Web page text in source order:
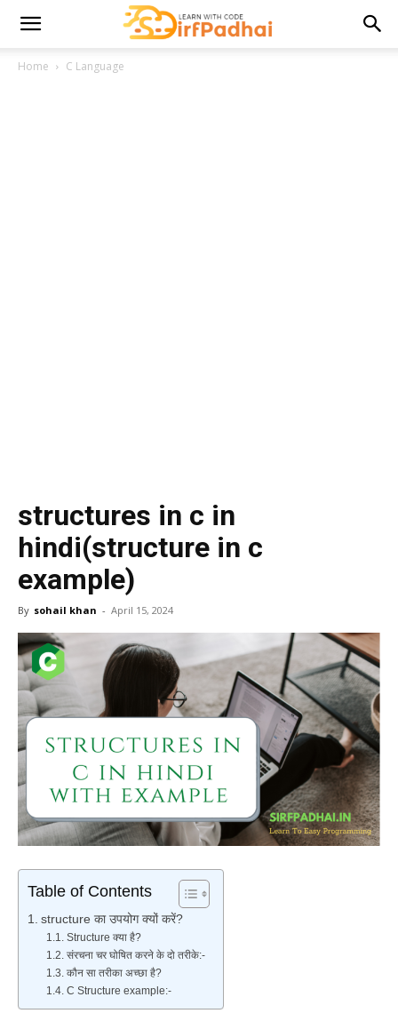
Home C Language
structures in c in
hindi(structure in c
example)
By sohail khan - April 15, 2024
Table of Contents
structure का उपयोग क्यों करें?
Structure क्या है?
संरचना चर घोषित करने के दो तरीके:-
कौन सा तरीका अच्छा है?
C Structure example:-